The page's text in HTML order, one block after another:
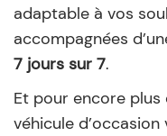
adaptable à vos
accompagnées
7 jours sur 7.
Et pour encore
véhicule